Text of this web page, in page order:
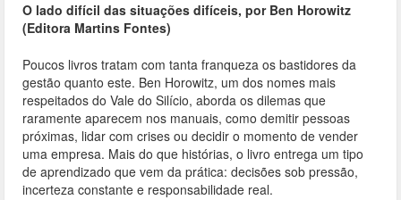
O lado difícil das situações difíceis, por Ben Horowitz
(Editora Martins Fontes)
Poucos livros tratam com tanta franqueza os bastidores da
gestão quanto este. Ben Horowitz, um dos nomes mais
respeitados do Vale do Silício, aborda os dilemas que
raramente aparecem nos manuais, como demitir pessoas
próximas, lidar com crises ou decidir o momento de vender
uma empresa. Mais do que histórias, o livro entrega um tipo
de aprendizado que vem da prática: decisões sob pressão,
incerteza constante e responsabilidade real.